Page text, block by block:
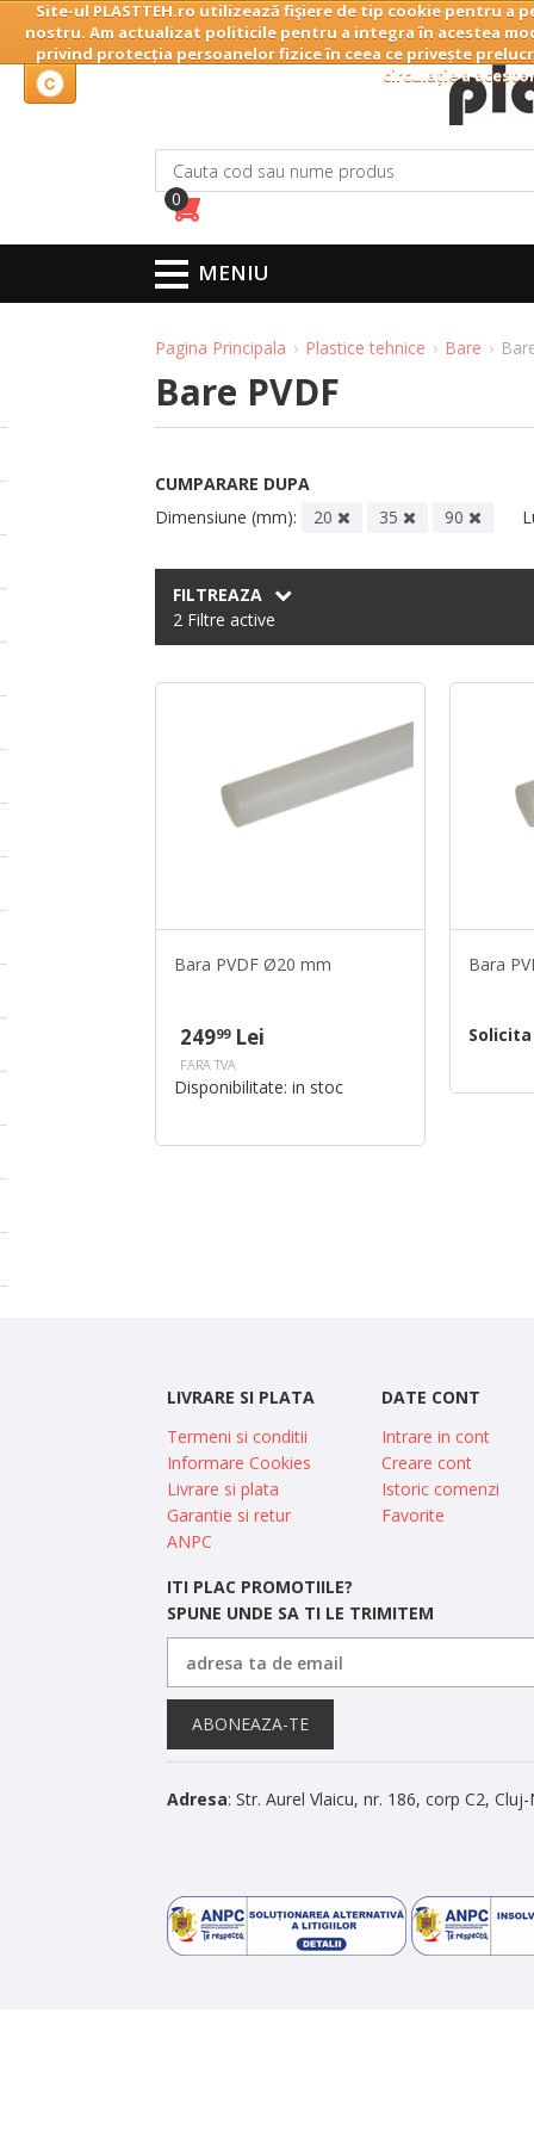
Home Companie
0
MENIU
Pagina Principala Plastice tehnice Bare
Bare PVDF
CUMPARARE DUPA
Dimensiune (mm):
20 35 90
FILTREAZA
2 Filtre active
Bara PVDF Ø20 mm
24999Lei
FARA TVA
Disponibilitate: in stoc
Bara
LIVRARE SI PLATA
Termeni si conditii
Informare Cookies
Livrare si plata
Garantie si retur
ANPC
DATE CONT
Intrare in cont
Creare cont
Istoric comenzi
Favorite
ITI PLAC PROMOTIILE?
SPUNE UNDE SA TI LE TRIMITEM
ABONEAZA-TE
Adresa: Str. Aurel Vlaicu, nr. 186, corp C2,
Site-ul PLASTTEH.ro utilizează fişiere de tip cookie pentru a
nostru. Am actualizat politicile pentru a integra în acestea
privind protecția persoanelor fizice în ceea ce privește
circulație a